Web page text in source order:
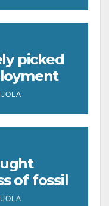
picked
at
of fossil
to